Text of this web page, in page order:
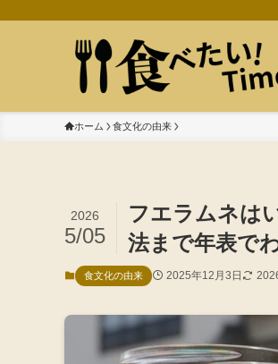
ホーム 食文化の由来
フエラムネは
法まで年表で
2026
5/05
食文化の由来 2025年12月3日